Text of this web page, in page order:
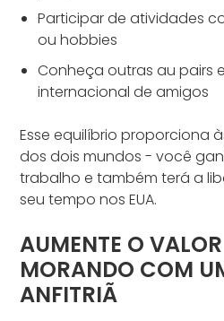
Participar de atividades
ou hobbies
Conheça outras au pairs
internacional de amigos
Esse equilíbrio proporciona
dos dois mundos - você
trabalho e também terá a
seu tempo nos EUA.
AUMENTE O
MORANDO COM
ANFITRIÃ